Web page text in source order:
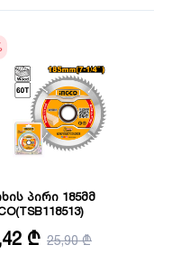
პირი 185მმ
185 მმ
რაოდენობა: 60 ც
₾ 25,90 ₾